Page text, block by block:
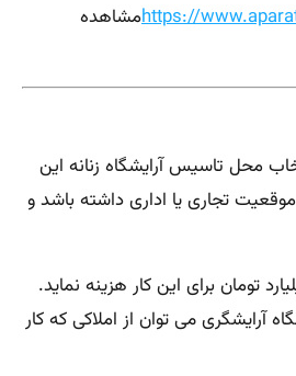
https://مشاهده
محل تاسیس آرایشگاه زنانه این
تجاری یا اداری داشته باشد و
تومان برای این کار هزینه نماید.
آرایشگری می توان از املاکی که کار